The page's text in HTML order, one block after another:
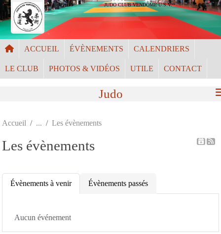
JUDO CLUB VENDÔME U.S.V.
ACCUEIL ÉVÈNEMENTS CALENDRIERS
LE CLUB PHOTOS & VIDÉOS UTILE CONTACT
Judo
Accueil Les évènements
Les évènements
Évènements à venir Évènements passés
Aucun événement
Panneau de gestion des cookies